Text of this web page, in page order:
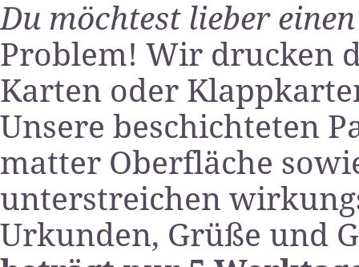
Du möchtest lieber
Problem! Wir drucken
Karten oder
Unsere beschichteten
matter Oberfläche
unterstreichen
Urkunden, Grüße und